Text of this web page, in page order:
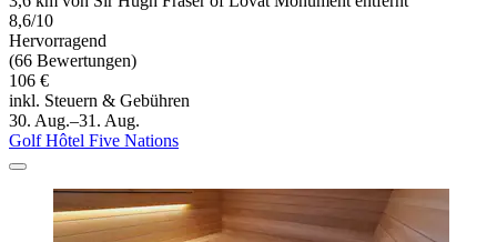
8,6/10
Hervorragend
(66 Bewertungen)
106 €
inkl. Steuern & Gebühren
30. Aug.–31. Aug.
Golf Hôtel Five Nations